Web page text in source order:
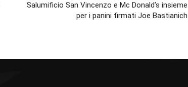
Salumificio San Vincenzo e Mc Donald’s insieme
per i panini firmati Joe Bastianich